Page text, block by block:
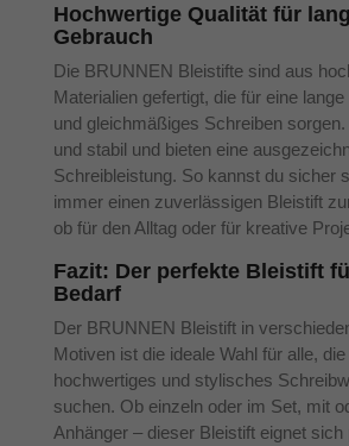
Hochwertige Qualität für
Gebrauch
Die BRUNNEN Bleistifte sind aus
Materialien gefertigt, die für eine
und gleichmäßiges Schreiben
und stabil und bieten eine
Schreibleistung. So kannst du sicher
immer einen zuverlässigen Bleistift
ob für den Alltag oder für kreative
Fazit: Der perfekte Bleistift
Bedarf
Der BRUNNEN Bleistift in
Motiven ist die ideale Wahl für alle,
hochwertiges und stylisches
suchen. Ob einzeln oder im Set, mit
Anhänger – dieser Bleistift eignet sich